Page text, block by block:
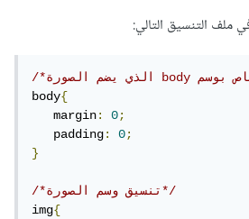
التنسيق التالي:
body{
   margin
: 0;
   padding
: 0;
}
/*تنسيق وسم الصورة*/
img{